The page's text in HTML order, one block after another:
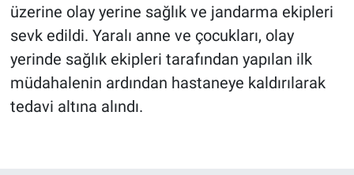
üzerine olay yerine sağlık ve jandarma ekipleri
sevk edildi. Yaralı anne ve çocukları, olay
yerinde sağlık ekipleri tarafından yapılan ilk
müdahalenin ardından hastaneye kaldırılarak
tedavi altına alındı.